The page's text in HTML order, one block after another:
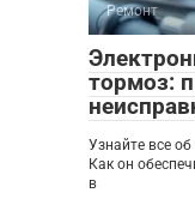
Ремонт
тормоз:
Узнайте все
Как он
в